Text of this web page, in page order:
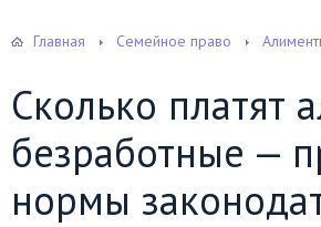
Главная Семейное право
Сколько платят
безработные —
нормы